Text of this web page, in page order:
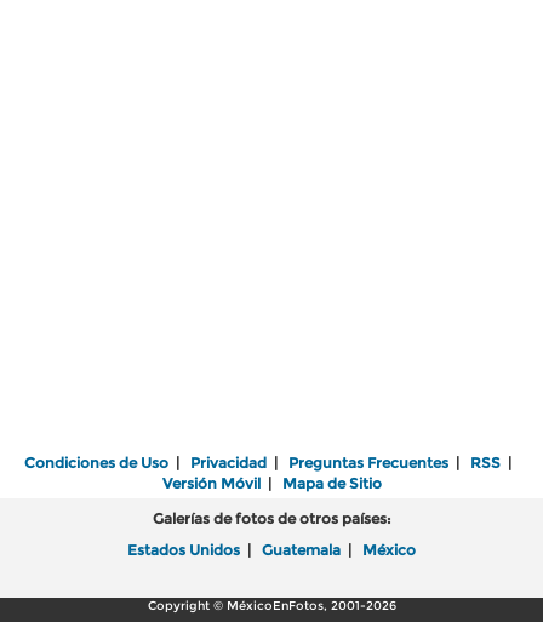
Condiciones de Uso | Privacidad | Preguntas Frecuentes | RSS |
Versión Móvil| Mapa de Sitio
Galerías de fotos de otros países:
Estados Unidos | Guatemala | México
Copyright © MéxicoEnFotos, 2001-2026